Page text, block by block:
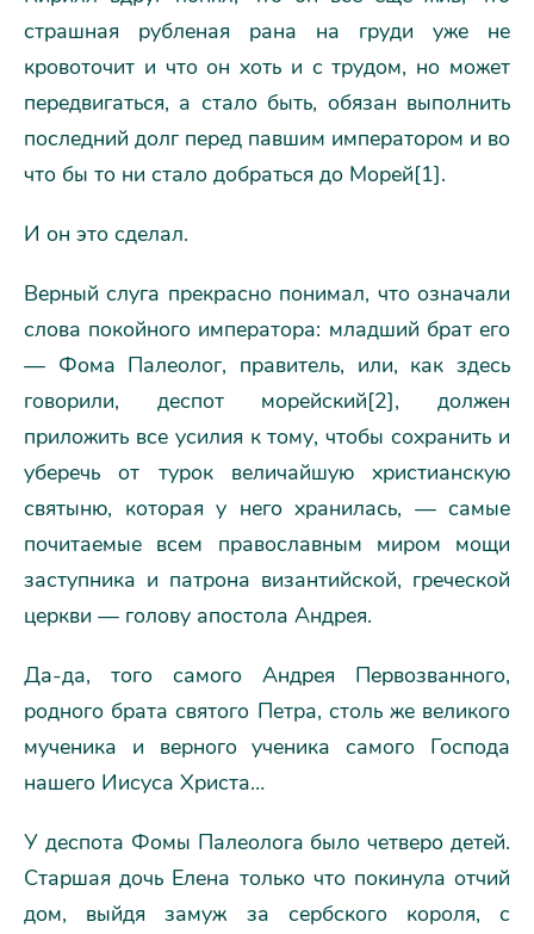
страшная рубленая рана на груди уже не
кровоточит и что он хоть и с трудом, но может
передвигаться, а стало быть, обязан выполнить
последний долг перед павшим императором и во
что бы то ни стало добраться до Морей[1].
И он это сделал.
Верный слуга прекрасно понимал, что означали
слова покойного императора: младший брат его
— Фома Палеолог, правитель, или, как здесь
говорили, деспот морейский[2], должен
приложить все усилия к тому, чтобы сохранить и
уберечь от турок величайшую христианскую
святыню, которая у него хранилась, — самые
почитаемые всем православным миром мощи
заступника и патрона византийской, греческой
церкви — голову апостола Андрея.
Да-да, того самого Андрея Первозванного,
родного брата святого Петра, столь же великого
мученика и верного ученика самого Господа
нашего Иисуса Христа…
У деспота Фомы Палеолога было четверо детей.
Старшая дочь Елена только что покинула отчий
дом, выйдя замуж за сербского короля, с